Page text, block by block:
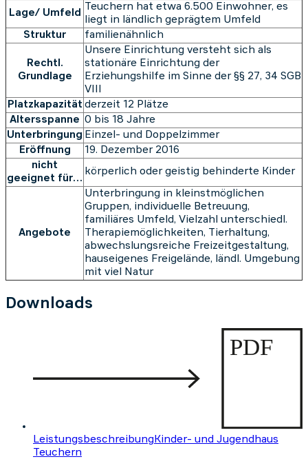
Lage/ Umfeld
Teuchern hat etwa 6.500 Einwohner, es
liegt in ländlich geprägtem Umfeld
Struktur
familienähnlich
Rechtl.
Grundlage
Unsere Einrichtung versteht sich als
stationäre Einrichtung der
Erziehungshilfe im Sinne der §§ 27, 34 SGB
VIII
Platzkapazität derzeit 12 Plätze
Altersspanne 0 bis 18 Jahre
Unterbringung Einzel- und Doppelzimmer
Eröffnung
19. Dezember 2016
nicht
geeignet für…
körperlich oder geistig behinderte Kinder
Angebote
Unterbringung in kleinstmöglichen
Gruppen, individuelle Betreuung,
familiäres Umfeld, Vielzahl unterschiedl.
Therapiemöglichkeiten, Tierhaltung,
abwechslungsreiche Freizeitgestaltung,
hauseigenes Freigelände, ländl. Umgebung
mit viel Natur
Downloads
Leistungsbeschreibung Kinder- und Jugendhaus
Teuchern